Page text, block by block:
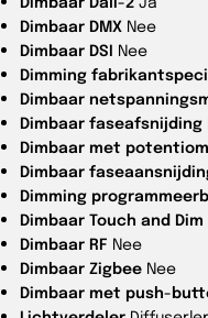
Dimbaar DMX Nee
Dimbaar DSI Nee
Dimming
Dimbaar
Dimbaar faseafsnijding
Dimbaar met
Dimbaar
Dimming
Dimbaar Touch and Dim
Dimbaar RF Nee
Dimbaar Zigbee Nee
Dimbaar met push-